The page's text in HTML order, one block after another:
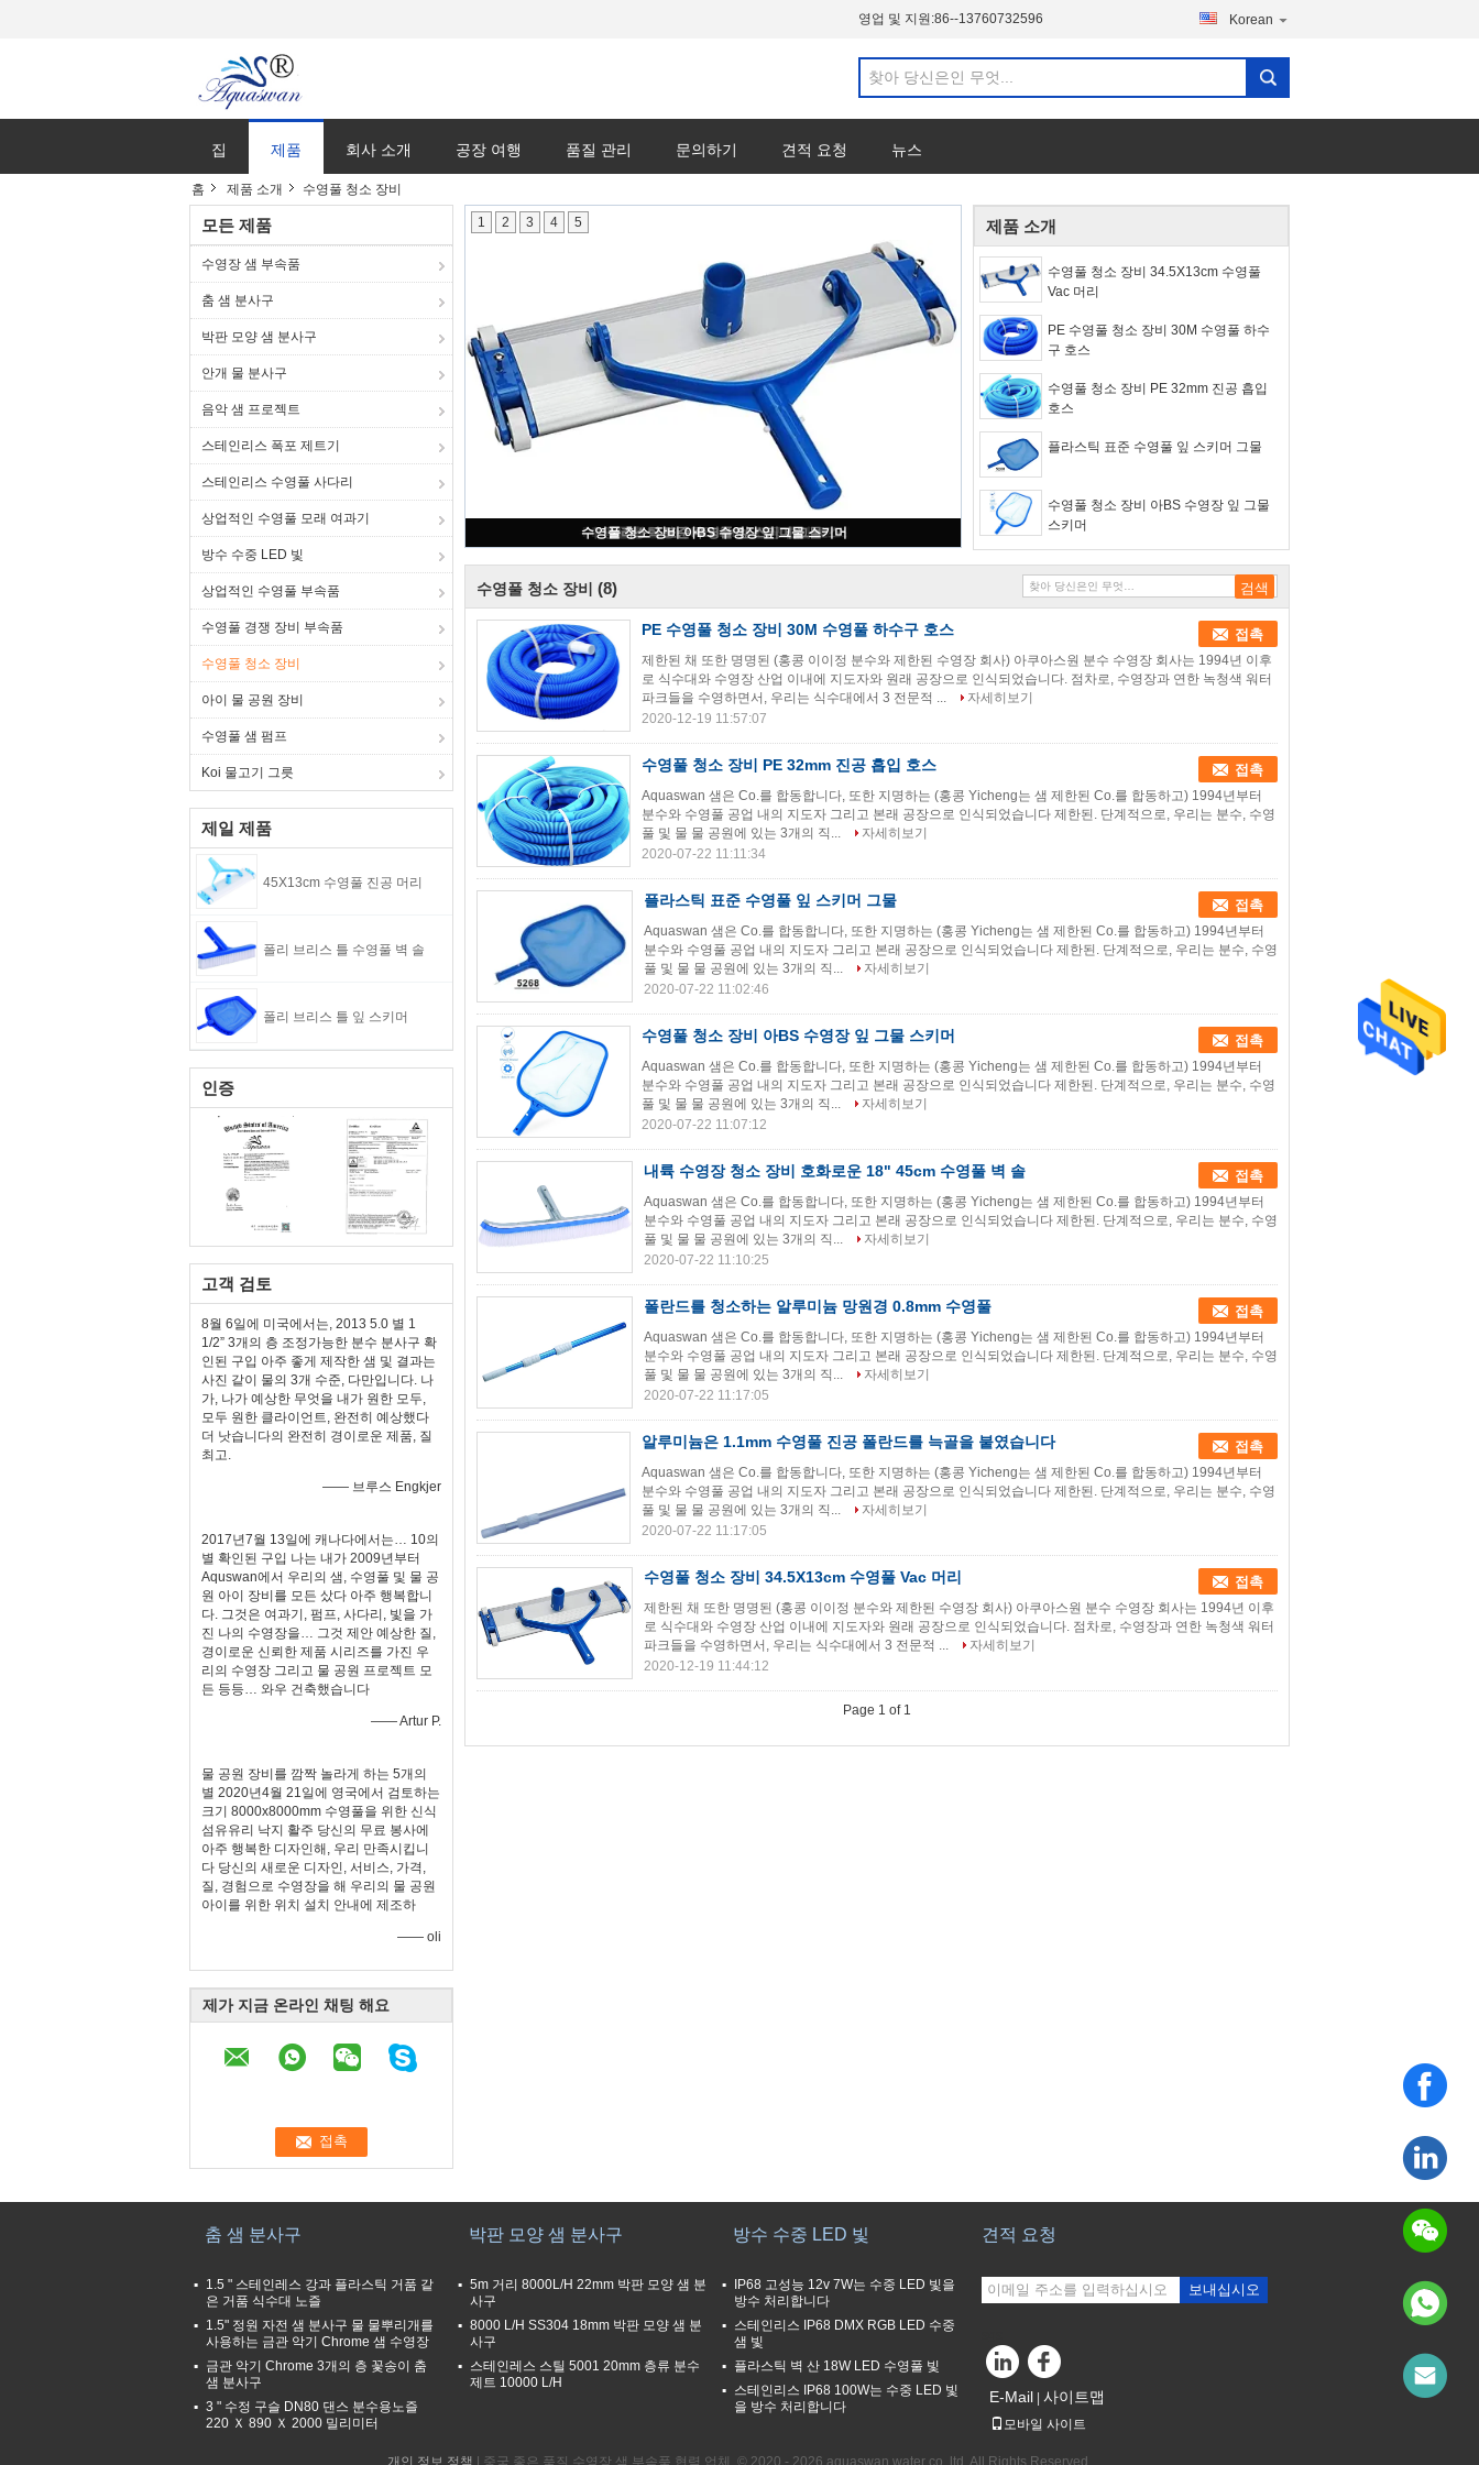
영업 및 지원:86--13760732596 Korean
집 제품 회사 소개 공장 여행 품질 관리 문의하기 견적 요청 뉴스
홈 제품 소개 수영풀 청소 장비
모든 제품
수영장 샘 부속품
춤 샘 분사구
박판 모양 샘 분사구
안개 물 분사구
음악 샘 프로젝트
스테인리스 폭포 제트기
스테인리스 수영풀 사다리
상업적인 수영풀 모래 여과기
방수 수중 LED 빛
상업적인 수영풀 부속품
수영풀 경쟁 장비 부속품
수영풀 청소 장비
아이 물 공원 장비
수영풀 샘 펌프
Koi 물고기 그릇
제일 제품
45X13cm 수영풀 진공 머리
폴리 브리스 틀 수영풀 벽 솔
폴리 브리스 틀 잎 스키머
인증
고객 검토
8월 6일에 미국에서는, 2013 5.0 별 1
1/2” 3개의 층 조정가능한 분수 분사구 확
인된 구입 아주 좋게 제작한 샘 및 결과는
사진 같이 물의 3개 수준, 다만입니다. 나
가, 나가 예상한 무엇을 내가 원한 모두,
모두 원한 클라이언트, 완전히 예상했다
더 낫습니다의 완전히 경이로운 제품, 질
최고.
—— 브루스 Engkjer
2017년7월 13일에 캐나다에서는… 10의
별 확인된 구입 나는 내가 2009년부터
Aquswan에서 우리의 샘, 수영풀 및 물 공
원 아이 장비를 모든 샀다 아주 행복합니
다. 그것은 여과기, 펌프, 사다리, 빛을 가
진 나의 수영장을… 그것 제안 예상한 질,
경이로운 신뢰한 제품 시리즈를 가진 우
리의 수영장 그리고 물 공원 프로젝트 모
든 등등… 와우 건축했습니다
—— Artur P.
물 공원 장비를 깜짝 놀라게 하는 5개의
별 2020년4월 21일에 영국에서 검토하는
크기 8000x8000mm 수영풀을 위한 신식
섬유유리 낙지 활주 당신의 무료 봉사에
아주 행복한 디자인해, 우리 만족시킵니
다 당신의 새로운 디자인, 서비스, 가격,
질, 경험으로 수영장을 해 우리의 물 공원
아이를 위한 위치 설치 안내에 제조하
—— oli
제가 지금 온라인 채팅 해요
수영풀 청소 장비 34.5X13cm 수영풀 Vac 머리
1 2 3 4 5 제품 소개
수영풀 청소 장비 34.5X13cm 수영풀
Vac 머리
PE 수영풀 청소 장비 30M 수영풀 하수
구 호스
수영풀 청소 장비 PE 32mm 진공 흡입
호스
플라스틱 표준 수영풀 잎 스키머 그물
수영풀 청소 장비 아BS 수영장 잎 그물
스키머
수영풀 청소 장비 (8)
PE 수영풀 청소 장비 30M 수영풀 하수구 호스 접촉
제한된 채 또한 명명된 (홍콩 이이정 분수와 제한된 수영장 회사) 아쿠아스원 분수 수영장 회사는 1994년 이후
로 식수대와 수영장 산업 이내에 지도자와 원래 공장으로 인식되었습니다. 점차로, 수영장과 연한 녹청색 워터
파크들을 수영하면서, 우리는 식수대에서 3 전문적 ...
자세히보기
2020-12-19 11:57:07
수영풀 청소 장비 PE 32mm 진공 흡입 호스 접촉
Aquaswan 샘은 Co.를 합동합니다, 또한 지명하는 (홍콩 Yicheng는 샘 제한된 Co.를 합동하고) 1994년부터
분수와 수영풀 공업 내의 지도자 그리고 본래 공장으로 인식되었습니다 제한된. 단계적으로, 우리는 분수, 수영
풀 및 물 물 공원에 있는 3개의 직...
자세히보기
2020-07-22 11:11:34
플라스틱 표준 수영풀 잎 스키머 그물 접촉
Aquaswan 샘은 Co.를 합동합니다, 또한 지명하는 (홍콩 Yicheng는 샘 제한된 Co.를 합동하고) 1994년부터
분수와 수영풀 공업 내의 지도자 그리고 본래 공장으로 인식되었습니다 제한된. 단계적으로, 우리는 분수, 수영
풀 및 물 물 공원에 있는 3개의 직...
자세히보기
2020-07-22 11:02:46
수영풀 청소 장비 아BS 수영장 잎 그물 스키머 접촉
Aquaswan 샘은 Co.를 합동합니다, 또한 지명하는 (홍콩 Yicheng는 샘 제한된 Co.를 합동하고) 1994년부터
분수와 수영풀 공업 내의 지도자 그리고 본래 공장으로 인식되었습니다 제한된. 단계적으로, 우리는 분수, 수영
풀 및 물 물 공원에 있는 3개의 직...
자세히보기
2020-07-22 11:07:12
내륙 수영장 청소 장비 호화로운 18" 45cm 수영풀 벽 솔 접촉
Aquaswan 샘은 Co.를 합동합니다, 또한 지명하는 (홍콩 Yicheng는 샘 제한된 Co.를 합동하고) 1994년부터
분수와 수영풀 공업 내의 지도자 그리고 본래 공장으로 인식되었습니다 제한된. 단계적으로, 우리는 분수, 수영
풀 및 물 물 공원에 있는 3개의 직...
자세히보기
2020-07-22 11:10:25
폴란드를 청소하는 알루미늄 망원경 0.8mm 수영풀 접촉
Aquaswan 샘은 Co.를 합동합니다, 또한 지명하는 (홍콩 Yicheng는 샘 제한된 Co.를 합동하고) 1994년부터
분수와 수영풀 공업 내의 지도자 그리고 본래 공장으로 인식되었습니다 제한된. 단계적으로, 우리는 분수, 수영
풀 및 물 물 공원에 있는 3개의 직...
자세히보기
2020-07-22 11:17:05
알루미늄은 1.1mm 수영풀 진공 폴란드를 늑골을 붙였습니다 접촉
Aquaswan 샘은 Co.를 합동합니다, 또한 지명하는 (홍콩 Yicheng는 샘 제한된 Co.를 합동하고) 1994년부터
분수와 수영풀 공업 내의 지도자 그리고 본래 공장으로 인식되었습니다 제한된. 단계적으로, 우리는 분수, 수영
풀 및 물 물 공원에 있는 3개의 직...
자세히보기
2020-07-22 11:17:05
수영풀 청소 장비 34.5X13cm 수영풀 Vac 머리 접촉
제한된 채 또한 명명된 (홍콩 이이정 분수와 제한된 수영장 회사) 아쿠아스원 분수 수영장 회사는 1994년 이후
로 식수대와 수영장 산업 이내에 지도자와 원래 공장으로 인식되었습니다. 점차로, 수영장과 연한 녹청색 워터
파크들을 수영하면서, 우리는 식수대에서 3 전문적 ...
자세히보기
2020-12-19 11:44:12
Page 1 of 1
춤 샘 분사구
1.5 " 스테인레스 강과 플라스틱 거품 같
은 거품 식수대 노즐
1.5" 정원 자전 샘 분사구 물 물뿌리개를
사용하는 금관 악기 Chrome 샘 수영장
금관 악기 Chrome 3개의 층 꽃송이 춤
샘 분사구
3 " 수정 구슬 DN80 댄스 분수용노즐
220 Ｘ 890 Ｘ 2000 밀리미터
박판 모양 샘 분사구
5m 거리 8000L/H 22mm 박판 모양 샘 분
사구
8000 L/H SS304 18mm 박판 모양 샘 분
사구
스테인레스 스틸 5001 20mm 층류 분수
제트 10000 L/H
방수 수중 LED 빛
IP68 고성능 12v 7W는 수중 LED 빛을
방수 처리합니다
스테인리스 IP68 DMX RGB LED 수중
샘 빛
플라스틱 벽 산 18W LED 수영풀 빛
스테인리스 IP68 100W는 수중 LED 빛
을 방수 처리합니다
견적 요청
보내십시오
E-Mail | 사이트맵
모바일 사이트
개인 정보 정책 | 중국 좋은 품질 수영장 샘 부속품 협력 업체. © 2020 - 2026 aquaswan water co,.ltd. All Rights Reserved.